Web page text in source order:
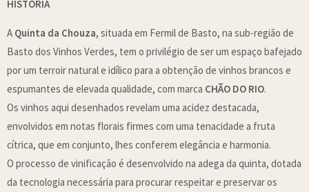
HISTÓRIA
A Quinta da Chouza, situada em Fermil de Basto, na sub-região de
Basto dos Vinhos Verdes, tem o privilégio de ser um espaço bafejado
por um terroir natural e idílico para a obtenção de vinhos brancos e
espumantes de elevada qualidade, com marca CHÃO DO RIO.
Os vinhos aqui desenhados revelam uma acidez destacada,
envolvidos em notas florais firmes com uma tenacidade a fruta
cítrica, que em conjunto, lhes conferem elegância e harmonia.
O processo de vinificação é desenvolvido na adega da quinta, dotada
da tecnologia necessária para procurar respeitar e preservar os